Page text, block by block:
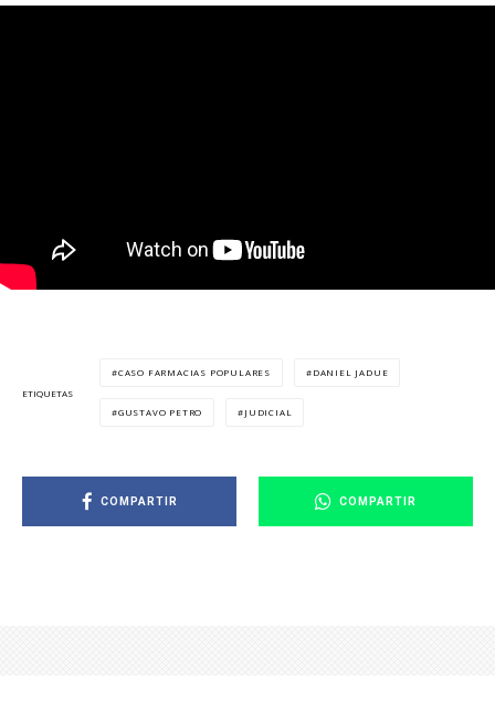
ETIQUETAS
CASO FARMACIAS POPULARES DANIEL JADUE
GUSTAVO PETRO JUDICIAL
COMPARTIR COMPARTIR